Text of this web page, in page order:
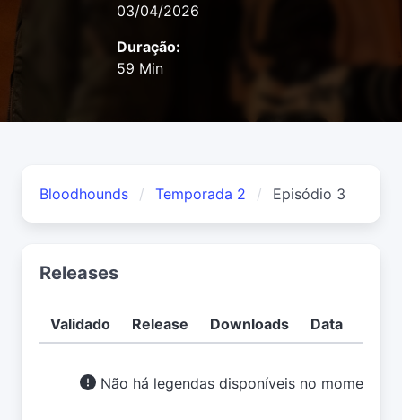
03/04/2026
Duração:
59 Min
Bloodhounds Temporada 2 Episódio 3
Releases
Validado Release Downloads Data
Não há legendas disponíveis no momento.